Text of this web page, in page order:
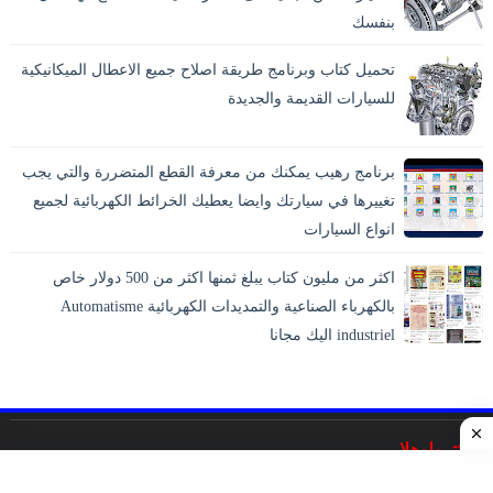
بنفسك
تحميل كتاب وبرنامج طريقة اصلاح جميع الاعطال الميكانيكية
للسيارات القديمة والجديدة
برنامج رهيب يمكنك من معرفة القطع المتضررة والتي يجب
تغييرها في سيارتك وايضا يعطيك الخرائط الكهربائية لجميع
انواع السيارات
اكثر من مليون كتاب يبلغ ثمنها اكثر من 500 دولار خاص
بالكهرباء الصناعية والتمديدات الكهربائية Automatisme
industriel اليك مجانا
اليكترولوهلا